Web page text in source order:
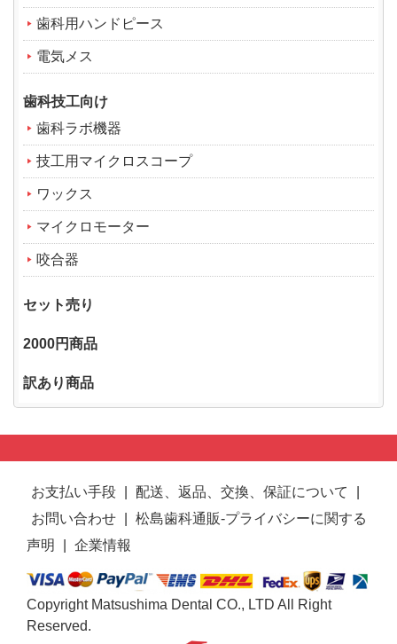
歯科用ハンドピース
電気メス
歯科技工向け
歯科ラボ機器
技工用マイクロスコープ
ワックス
マイクロモーター
咬合器
セット売り
2000円商品
訳あり商品
お支払い手段 配送、返品、交換、保証について
お問い合わせ
松島歯科通販-プライバシーに関する
声明
企業情報
Copyright Matsushima Dental CO., LTD All Right
Reserved.